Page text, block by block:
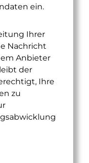
ein.
Ihrer
Nachricht
Anbieter
der
Ihre
zu